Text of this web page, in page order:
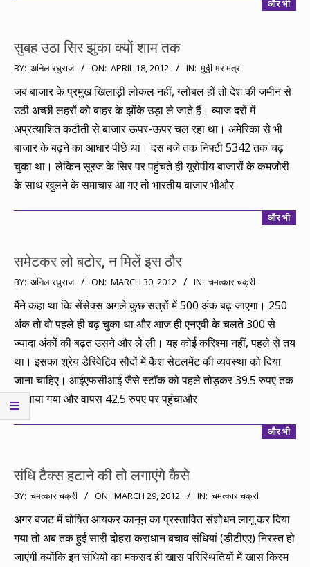
और भी
सुबह उठा सिर झुका क्यों शाम तक
2012-
18
BY: अनिल रघुराज ON: APRIL 18, 2012 IN: मुठ्ठी भर मंत्र
जब बाजार के प्रमुख खिलाड़ी लोकल नहीं, ग्लोबल हों तो देश की जमीन से
उठी अच्छी लहरों को बाहर के झोंके उड़ा ले जाते हैं। ब्याज दरों में
अप्रत्याशित कटौती से बाजार ऊपर-ऊपर चल रहा था। अमेरिका से भी
बाजार के बढ़ने का आधार पीछे था। दस बजे तक निफ्टी 5342 तक चढ़
चुका था। लेकिन सूरज के सिर पर पहुंचते ही यूरोपीय बाजारों के कमजोरी
के साथ खुलने के समाचार आ गए तो भारतीय बाजार भीऔर
और भी
समेटकर लो बटोर, न मिलें इस ठौर
2012-
03-
30
BY: अनिल रघुराज ON: MARCH 30, 2012 IN: चमत्कार चक्री
मैंने कहा था कि सेंसेक्स अगले कुछ सत्रों में 500 अंक बढ़ जाएगा। 250
अंक तो वो पहले ही बढ़ चुका था और आज ही एनएवी के चलते 300 से
ज्यादा अंकों की बढ़त उसने और ले ली। यह कोई करिश्मा नहीं, पहले से तय
था। इसका श्रेय डेरिवेटिव सौदों में कैश सेटलमेंट की व्यवस्था को दिया
जाना चाहिए। आईएफसीआई जैसे स्टॉक को पहले तोड़कर 39.5 रुपए तक
ले जाया गया और वापस 42.5 रुपए पर पहुंचाऔर
और भी
संधि टैक्स हटाने की तो लगाएंगे कैसे
2012-
BY: चमत्कार चक्री ON: MARCH 29, 2012 IN: चमत्कार चक्री
अगर बजट में घोषित आयकर कानून का प्रस्तावित संशोधन लागू कर दिया
गया तो अब तक हुई सारी दोहरा कराधान बचाव संधियां (डीटीएए) निरस्त हो
जाएंगी क्योंकि इन संधियों का मकसद ही खास परिस्थितियों में खास किस्म